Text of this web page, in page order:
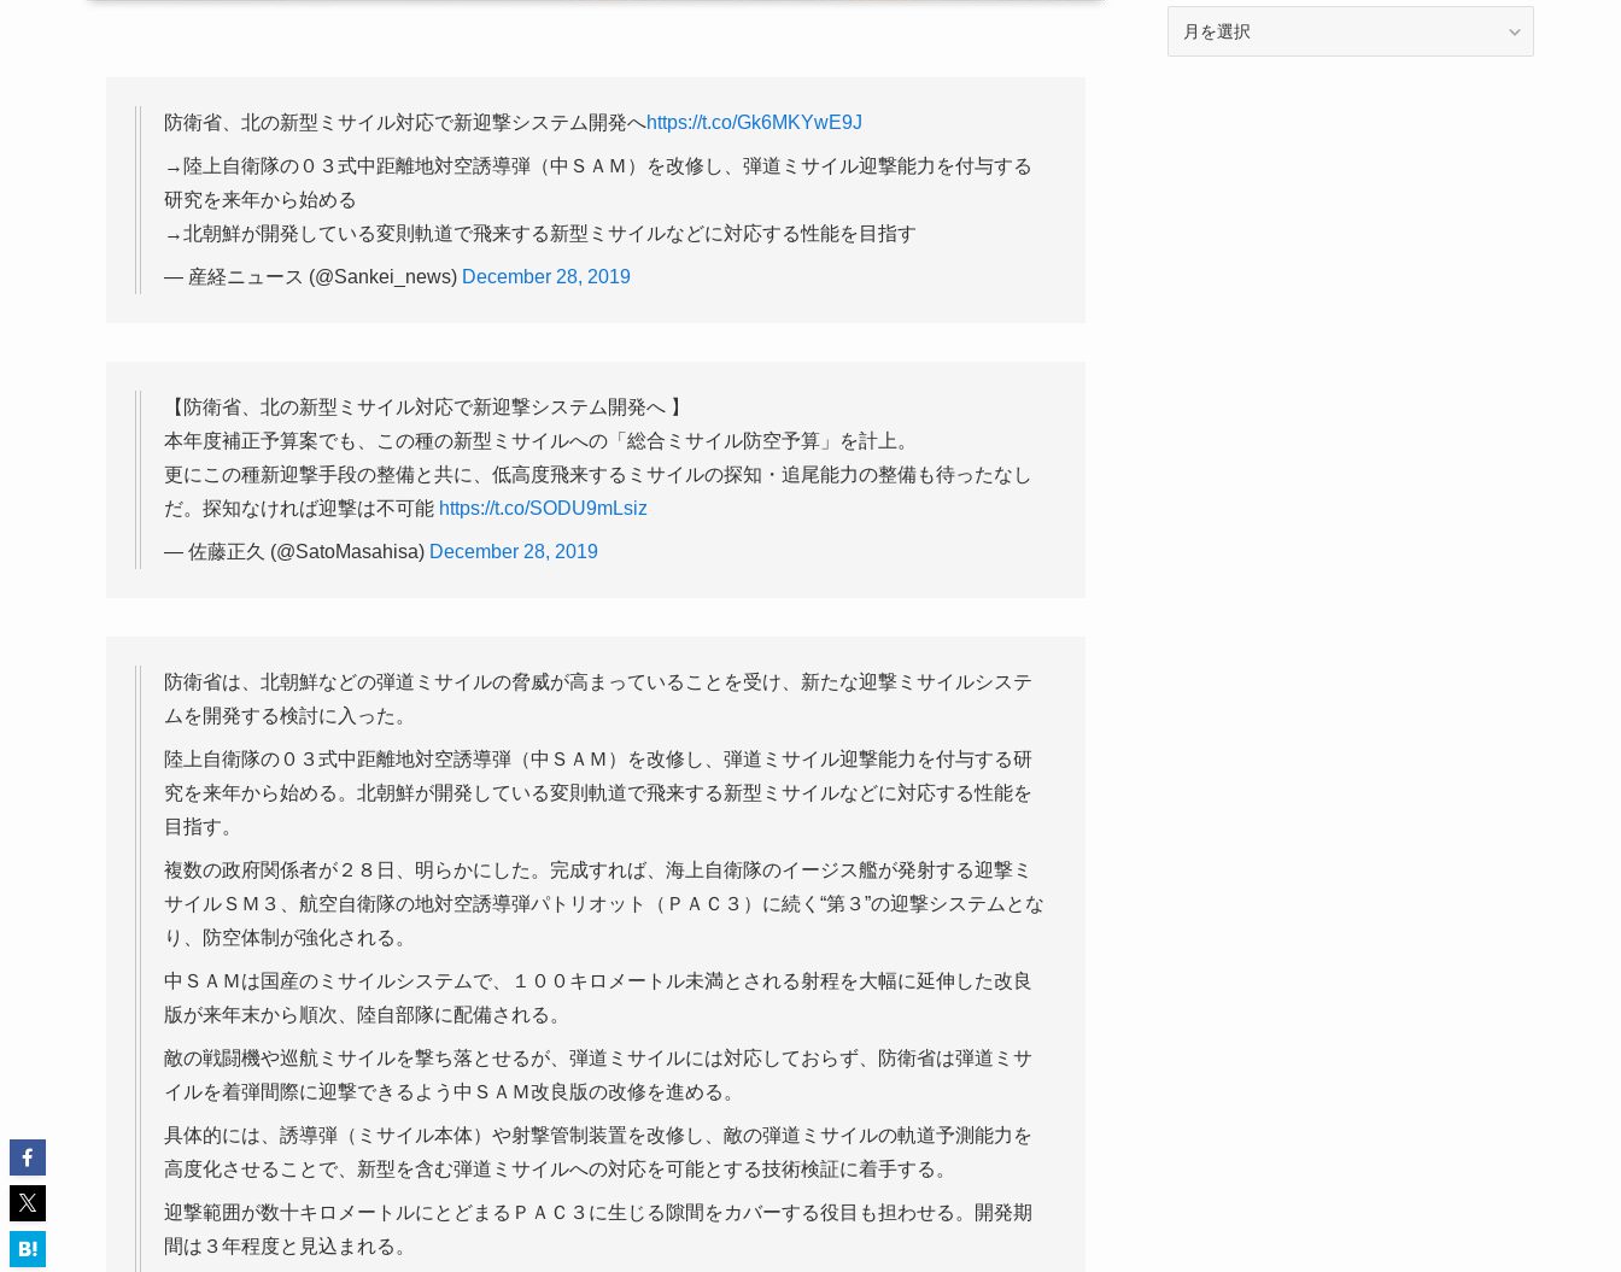
防衛省、北の新型ミサイル対応で新迎撃システム開発へhttps://t.co/Gk6MKYwE9J
→陸上自衛隊の０３式中距離地対空誘導弾（中ＳＡＭ）を改修し、弾道ミサイル迎撃能力を付与する
研究を来年から始める
→北朝鮮が開発している変則軌道で飛来する新型ミサイルなどに対応する性能を目指す
— 産経ニュース (@Sankei_news) December 28, 2019
【防衛省、北の新型ミサイル対応で新迎撃システム開発へ 】
本年度補正予算案でも、この種の新型ミサイルへの「総合ミサイル防空予算」を計上。
更にこの種新迎撃手段の整備と共に、低高度飛来するミサイルの探知・追尾能力の整備も待ったなし
だ。探知なければ迎撃は不可能 https://t.co/SODU9mLsiz
— 佐藤正久 (@SatoMasahisa) December 28, 2019
防衛省は、北朝鮮などの弾道ミサイルの脅威が高まっていることを受け、新たな迎撃ミサイルシステ
ムを開発する検討に入った。
陸上自衛隊の０３式中距離地対空誘導弾（中ＳＡＭ）を改修し、弾道ミサイル迎撃能力を付与する研
究を来年から始める。北朝鮮が開発している変則軌道で飛来する新型ミサイルなどに対応する性能を
目指す。
複数の政府関係者が２８日、明らかにした。完成すれば、海上自衛隊のイージス艦が発射する迎撃ミ
サイルＳＭ３、航空自衛隊の地対空誘導弾パトリオット（ＰＡＣ３）に続く“第３”の迎撃システムとな
り、防空体制が強化される。
中ＳＡＭは国産のミサイルシステムで、１００キロメートル未満とされる射程を大幅に延伸した改良
版が来年末から順次、陸自部隊に配備される。
敵の戦闘機や巡航ミサイルを撃ち落とせるが、弾道ミサイルには対応しておらず、防衛省は弾道ミサ
イルを着弾間際に迎撃できるよう中ＳＡＭ改良版の改修を進める。
具体的には、誘導弾（ミサイル本体）や射撃管制装置を改修し、敵の弾道ミサイルの軌道予測能力を
高度化させることで、新型を含む弾道ミサイルへの対応を可能とする技術検証に着手する。
迎撃範囲が数十キロメートルにとどまるＰＡＣ３に生じる隙間をカバーする役目も担わせる。開発期
間は３年程度と見込まれる。